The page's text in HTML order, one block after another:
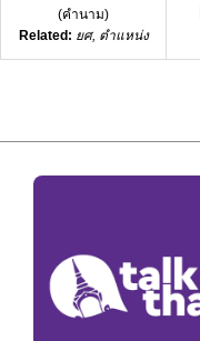
(คำนาม)
Related: ยศ, ตำแหน่ง